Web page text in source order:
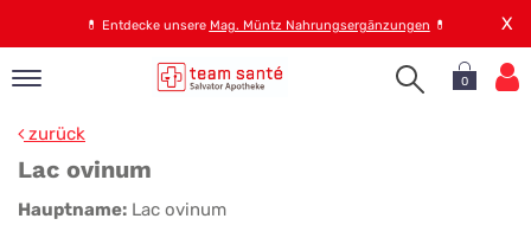
💊 Entdecke unsere Mag. Müntz Nahrungsergänzungen 💊 X
0
zurück
Lac ovinum
Lac
Hauptname: Lac ovinum